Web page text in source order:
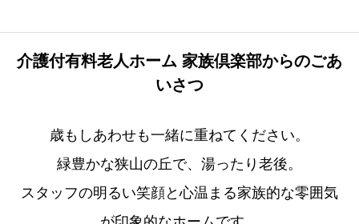
介護付有料老人ホーム 家族倶楽部からのごあ
いさつ
歳もしあわせも一緒に重ねてください。
緑豊かな狭山の丘で、湯ったり老後。
スタッフの明るい笑顔と心温まる家族的な零囲気